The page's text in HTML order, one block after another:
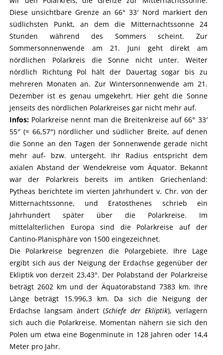
Diese unsichtbare Grenze an 66° 33′ Nord markiert den
südlichsten Punkt, an dem die Mitternachtssonne 24
Stunden während des Sommers scheint. Zur
Sommersonnenwende am 21. Juni geht direkt am
nördlichen Polarkreis die Sonne nicht unter. Weiter
nördlich Richtung Pol hält der Dauertag sogar bis zu
mehreren Monaten an. Zur Wintersonnenwende am 21.
Dezember ist es genau umgekehrt. Hier geht die Sonne
jenseits des nördlichen Polarkreises gar nicht mehr auf.
Infos:Polarkreise nennt man die Breitenkreise auf 66° 33′
55″ (≈ 66,57°) nördlicher und südlicher Breite, auf denen
die Sonne an den Tagen der Sonnenwende gerade nicht
mehr auf- bzw. untergeht. Ihr Radius entspricht dem
axialen Abstand der Wendekreise vom Äquator. Bekannt
war der Polarkreis bereits im antiken Griechenland:
Pytheas berichtete im vierten Jahrhundert v. Chr. von der
Mitternachtssonne, und Eratosthenes schrieb ein
Jahrhundert später über die Polarkreise. Im
mittelalterlichen Europa sind die Polarkreise auf der
Cantino-Planisphäre von 1500 eingezeichnet.
Die Polarkreise begrenzen die Polargebiete. Ihre Lage
ergibt sich aus der Neigung der Erdachse gegenüber der
Ekliptik von derzeit 23,43°. Der Polabstand der Polarkreise
beträgt 2602 km und der Äquatorabstand 7383 km. Ihre
Länge beträgt 15.996,3 km. Da sich die Neigung der
Erdachse langsam ändert (Schiefe der Ekliptik), verlagern
sich auch die Polarkreise. Momentan nähern sie sich den
Polen um etwa eine Bogenminute in 128 Jahren oder 14,4
Meter pro Jahr.